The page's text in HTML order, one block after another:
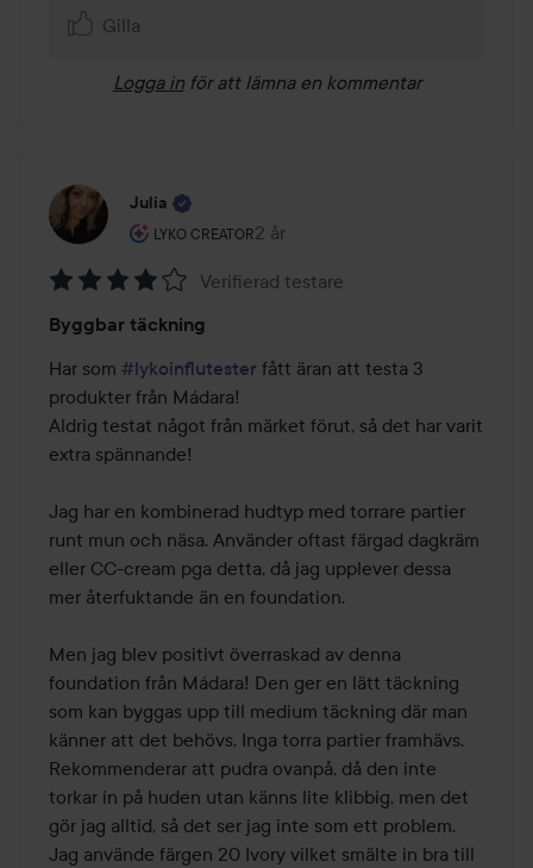
Gilla
Logga in för att lämna en kommentar
Julia
LYKO CREATOR
Användarens roll: Lyko Creator.
2 år
Inlägget skapades 2 år
4
av
5
Verifierad testare
Byggbar täckning
Har som #lykoinflutester fått äran att testa 3
produkter från Mádara!
Aldrig testat något från märket förut, så det har varit
extra spännande!
Jag har en kombinerad hudtyp med torrare partier
runt mun och näsa. Använder oftast färgad dagkräm
eller CC-cream pga detta, då jag upplever dessa
mer återfuktande än en foundation.
Men jag blev positivt överraskad av denna
foundation från Mádara! Den ger en lätt täckning
som kan byggas upp till medium täckning där man
känner att det behövs. Inga torra partier framhävs.
Rekommenderar att pudra ovanpå, då den inte
torkar in på huden utan känns lite klibbig, men det
gör jag alltid, så det ser jag inte som ett problem.
Jag använde färgen 20 Ivory vilket smälte in bra till